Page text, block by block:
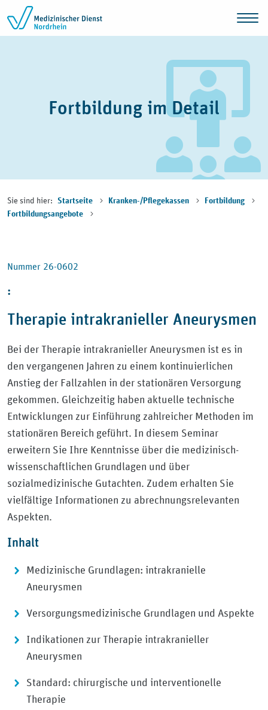
Zum Inhalt springen
Fortbildung im Detail
Sie sind hier: Startseite Kranken-/Pflegekassen
Fortbildung
Fortbildungsangebote
Nummer 26-0602
:
Therapie intrakranieller Aneurysmen
Bei der Therapie intrakranieller Aneurysmen ist es in
den vergangenen Jahren zu einem kontinuierlichen
Anstieg der Fallzahlen in der stationären Versorgung
gekommen. Gleichzeitig haben aktuelle technische
Entwicklungen zur Einführung zahlreicher Methoden im
stationären Bereich geführt. In diesem Seminar
erweitern Sie Ihre Kenntnisse über die medizinisch-
wissenschaftlichen Grundlagen und über
sozialmedizinische Gutachten. Zudem erhalten Sie
vielfältige Informationen zu abrechnungsrelevanten
Aspekten.
Inhalt
Medizinische Grundlagen: intrakranielle
Aneurysmen
Versorgungsmedizinische Grundlagen und Aspekte
Indikationen zur Therapie intrakranieller
Aneurysmen
Standard: chirurgische und interventionelle
Therapie